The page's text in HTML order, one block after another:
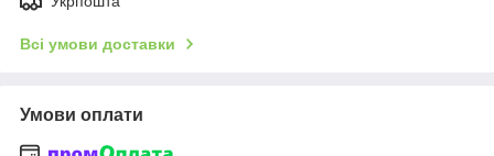
Всі умови доставки
Умови оплати